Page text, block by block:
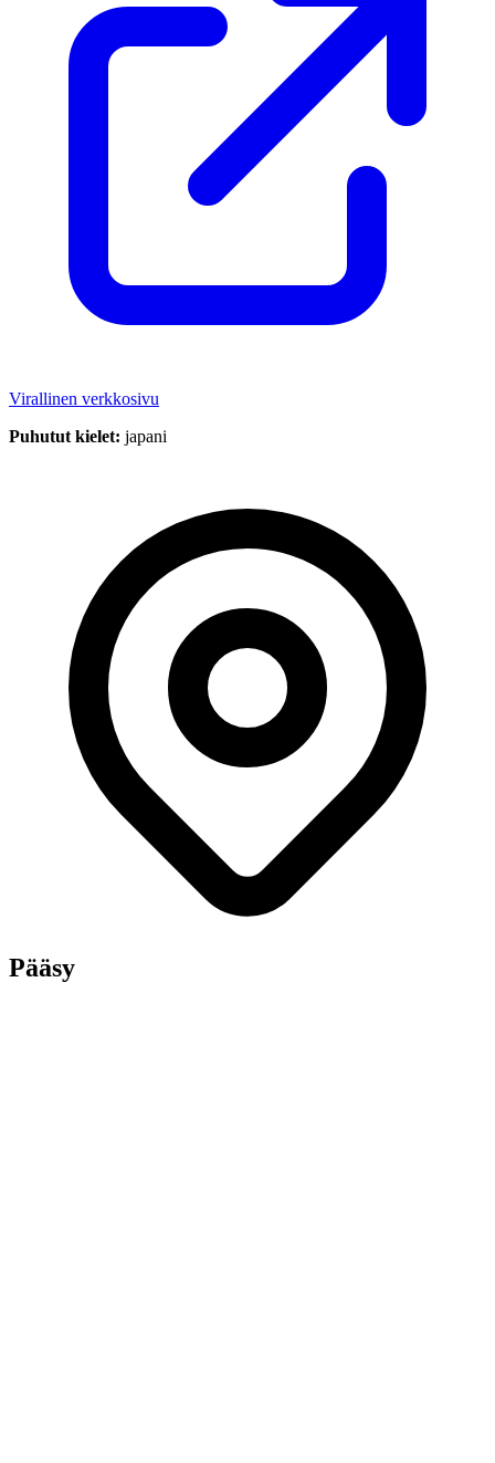
Virallinen verkkosivu
Puhutut kielet: japani
Pääsy